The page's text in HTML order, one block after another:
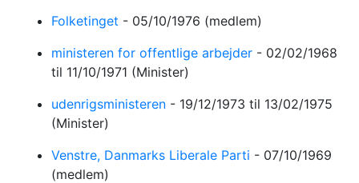
Folketinget - 05/10/1976 (medlem)
ministeren for offentlige arbejder - 02/02/1968
til 11/10/1971 (Minister)
udenrigsministeren - 19/12/1973 til 13/02/1975
(Minister)
Venstre, Danmarks Liberale Parti - 07/10/1969
(medlem)